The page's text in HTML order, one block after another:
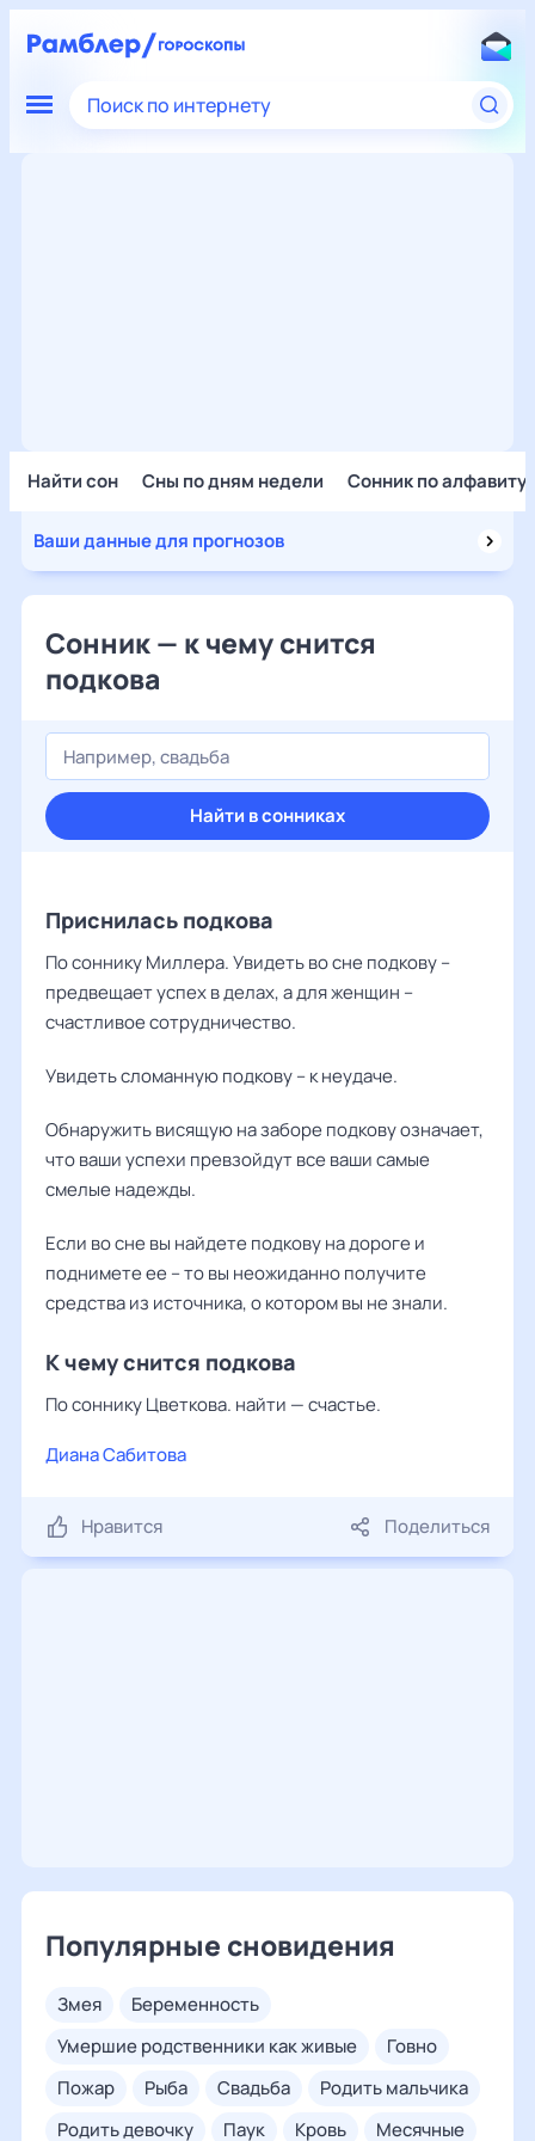
Поиск по интернету
Найти сон Сны по дням недели Сонник по алфавиту
Ваши данные для прогнозов
Сонник — к чему снится
подкова
Найти в сонниках
Приснилась подкова
По соннику Миллера. Увидеть во сне подкову –
предвещает успех в делах, а для женщин –
счастливое сотрудничество.
Увидеть сломанную подкову – к неудаче.
Обнаружить висящую на заборе подкову означает,
что ваши успехи превзойдут все ваши самые
смелые надежды.
Если во сне вы найдете подкову на дороге и
поднимете ее – то вы неожиданно получите
средства из источника, о котором вы не знали.
К чему снится подкова
По соннику Цветкова. найти — счастье.
Диана Сабитова
Нравится Поделиться
Популярные сновидения
змея
беременность
умершие родственники как живые
говно
пожар
рыба свадьба
родить мальчика
родить девочку
паук кровь месячные